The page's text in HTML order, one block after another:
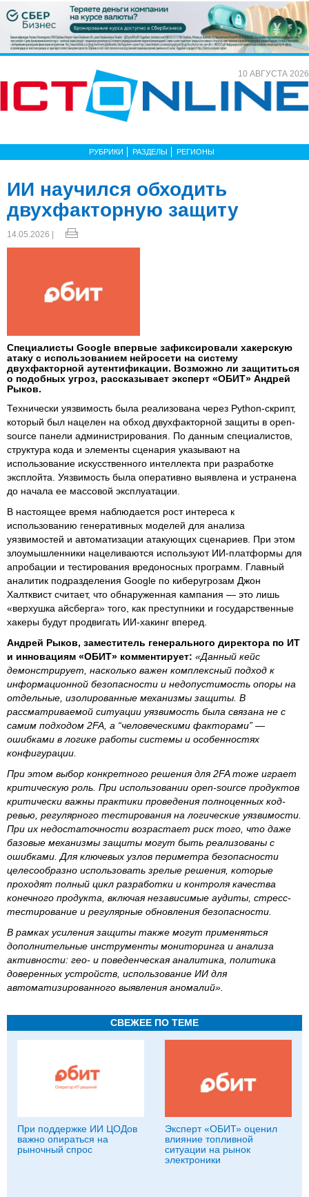
10 АВГУСТА 2026
РУБРИКИ РАЗДЕЛЫ РЕГИОНЫ
ИИ научился обходить
двухфакторную защиту
14.05.2026 |
Специалисты Google впервые зафиксировали хакерскую
атаку с использованием нейросети на систему
двухфакторной аутентификации. Возможно ли защититься
о подобных угроз, рассказывает эксперт «ОБИТ» Андрей
Рыков.
Технически уязвимость была реализована через Python-скрипт,
который был нацелен на обход двухфакторной защиты в open-
source панели администрирования. По данным специалистов,
структура кода и элементы сценария указывают на
использование искусственного интеллекта при разработке
эксплойта. Уязвимость была оперативно выявлена и устранена
до начала ее массовой эксплуатации.
В настоящее время наблюдается рост интереса к
использованию генеративных моделей для анализа
уязвимостей и автоматизации атакующих сценариев. При этом
злоумышленники нацеливаются используют ИИ-платформы для
апробации и тестирования вредоносных программ. Главный
аналитик подразделения Google по киберугрозам Джон
Халтквист считает, что обнаруженная кампания — это лишь
«верхушка айсберга» того, как преступники и государственные
хакеры будут продвигать ИИ-хакинг вперед.
Андрей Рыков, заместитель генерального директора по ИТ
и инновациям «ОБИТ» комментирует: «Данный кейс
демонстрирует, насколько важен комплексный подход к
информационной безопасности и недопустимость опоры на
отдельные, изолированные механизмы защиты. В
рассматриваемой ситуации уязвимость была связана не с
самим подходом 2FA, а “человеческими факторами” —
ошибками в логике работы системы и особенностях
конфигурации.
При этом выбор конкретного решения для 2FA тоже играет
критическую роль. При использовании open-source продуктов
критически важны практики проведения полноценных код-
ревью, регулярного тестирования на логические уязвимости.
При их недостаточности возрастает риск того, что даже
базовые механизмы защиты могут быть реализованы с
ошибками. Для ключевых узлов периметра безопасности
целесообразно использовать зрелые решения, которые
проходят полный цикл разработки и контроля качества
конечного продукта, включая независимые аудиты, стресс-
тестирование и регулярные обновления безопасности.
В рамках усиления защиты также могут применяться
дополнительные инструменты мониторинга и анализа
активности: гео- и поведенческая аналитика, политика
доверенных устройств, использование ИИ для
автоматизированного выявления аномалий».
СВЕЖЕЕ ПО ТЕМЕ
При поддержке ИИ ЦОДов
важно опираться на
рыночный спрос
Эксперт «ОБИТ» оценил
влияние топливной
ситуации на рынок
электроники